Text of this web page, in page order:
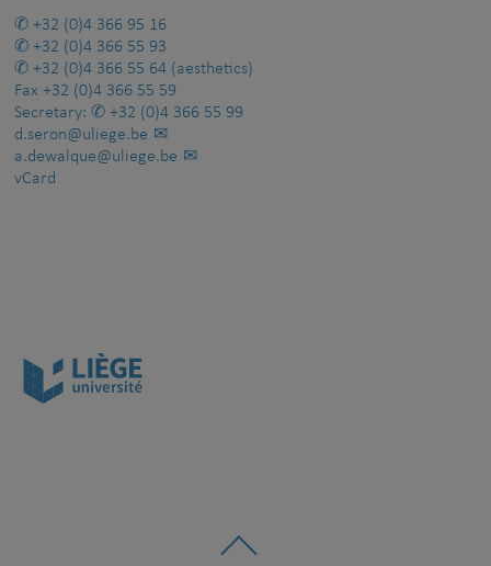
+32 (0)4 366 95 16
+32 (0)4 366 55 93
+32 (0)4 366 55 64 (aesthetics)
Fax +32 (0)4 366 55 59
Secretary:
+32 (0)4 366 55 99
d.seron@uliege.be
a.dewalque@uliege.be
vCard